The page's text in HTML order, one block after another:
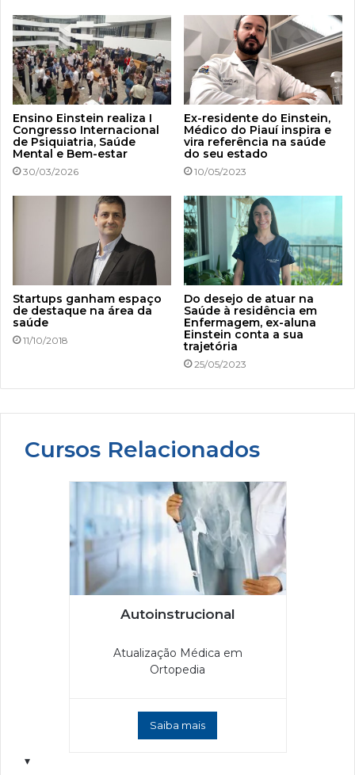
Ensino Einstein realiza I
Congresso Internacional
de Psiquiatria, Saúde
Mental e Bem-estar
30/03/2026
Ex-residente do Einstein,
Médico do Piauí inspira e
vira referência na saúde
do seu estado
10/05/2023
Startups ganham espaço
de destaque na área da
saúde
11/10/2018
Do desejo de atuar na
Saúde à residência em
Enfermagem, ex-aluna
Einstein conta a sua
trajetória
25/05/2023
Cursos Relacionados
Autoinstrucional
Atualização Médica em
Ortopedia
Saiba mais